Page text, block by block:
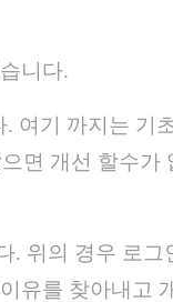
니다.
여기 까지는 기
면 개선 할수
. 위의 경우 로
유를 찾아내고